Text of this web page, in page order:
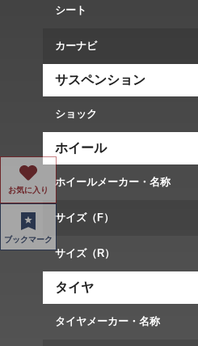
シート
カーナビ
サスペンション
ショック
ホイール
ホイールメーカー・名称
サイズ（F）
サイズ（R）
タイヤ
タイヤメーカー・名称
お気に入り
ブックマーク